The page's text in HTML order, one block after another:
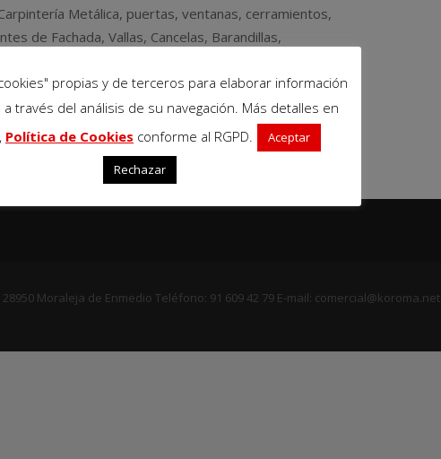
Metálica, puertas, ventanas, cerramientos,
de Fachada, Vallas, Cancelas, Barandillas,
puertas correderas, puertas seccionales,
automatizadas, puertas basculantes, cierres de
todo tipo de trabajos en metal.
Moraleja de Enmedio Teléfono: 91 609 42 79 E-mail: comercial@koroma.net
propias y de terceros para elaborar información
a través del análisis de su navegación. Más detalles en
, Política de Cookies conforme al RGPD.
Aceptar
Rechazar